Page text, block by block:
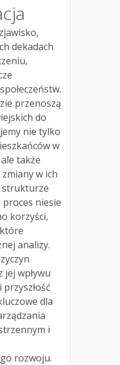
dekadach
przenoszą
do
nie tylko
w
także
w ich
strukturze
proces niesie
korzyści,
analizy.
wpływu
dla
i
rozwoju.